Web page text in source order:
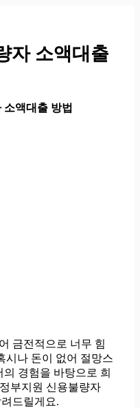
자 소액대출
액대출 방법
금전적으로 너무 힘
시나 돈이 없어 절망스
경험을 바탕으로 희
부지원 신용불량자
드릴게요.